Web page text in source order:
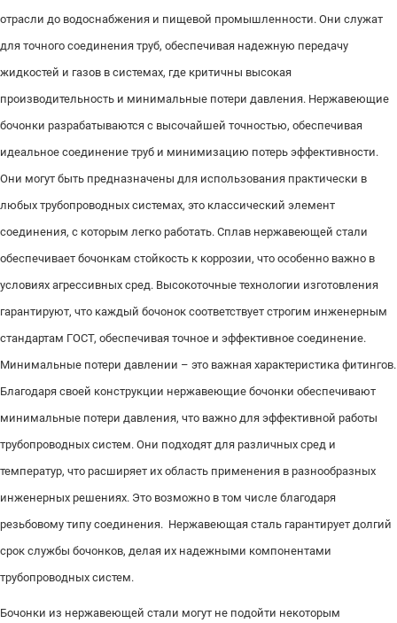
отрасли до водоснабжения и пищевой промышленности. Они служат
для точного соединения труб, обеспечивая надежную передачу
жидкостей и газов в системах, где критичны высокая
производительность и минимальные потери давления. Нержавеющие
бочонки разрабатываются с высочайшей точностью, обеспечивая
идеальное соединение труб и минимизацию потерь эффективности.
Они могут быть предназначены для использования практически в
любых трубопроводных системах, это классический элемент
соединения, с которым легко работать. Сплав нержавеющей стали
обеспечивает бочонкам стойкость к коррозии, что особенно важно в
условиях агрессивных сред. Высокоточные технологии изготовления
гарантируют, что каждый бочонок соответствует строгим инженерным
стандартам ГОСТ, обеспечивая точное и эффективное соединение.
Минимальные потери давлении – это важная характеристика фитингов.
Благодаря своей конструкции нержавеющие бочонки обеспечивают
минимальные потери давления, что важно для эффективной работы
трубопроводных систем. Они подходят для различных сред и
температур, что расширяет их область применения в разнообразных
инженерных решениях. Это возможно в том числе благодаря
резьбовому типу соединения. Нержавеющая сталь гарантирует долгий
срок службы бочонков, делая их надежными компонентами
трубопроводных систем.
Бочонки из нержавеющей стали могут не подойти некоторым